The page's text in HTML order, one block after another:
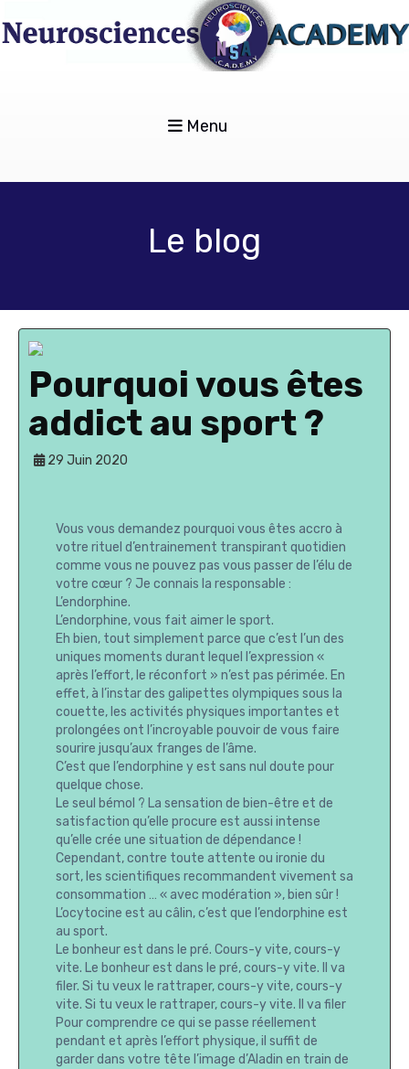
Menu
Le blog
Pourquoi vous êtes
addict au sport ?
29 Juin 2020
Vous vous demandez pourquoi vous êtes accro à
votre rituel d’entrainement transpirant quotidien
comme vous ne pouvez pas vous passer de l’élu de
votre cœur ? Je connais la responsable :
L’endorphine.
L’endorphine, vous fait aimer le sport.
Eh bien, tout simplement parce que c’est l’un des
uniques moments durant lequel l’expression «
après l’effort, le réconfort » n’est pas périmée. En
effet, à l’instar des galipettes olympiques sous la
couette, les activités physiques importantes et
prolongées ont l’incroyable pouvoir de vous faire
sourire jusqu’aux franges de l’âme.
C’est que l’endorphine y est sans nul doute pour
quelque chose.
Le seul bémol ? La sensation de bien-être et de
satisfaction qu’elle procure est aussi intense
qu’elle crée une situation de dépendance !
Cependant, contre toute attente ou ironie du
sort, les scientifiques recommandent vivement sa
consommation … « avec modération », bien sûr !
L’ocytocine est au câlin, c’est que l’endorphine est
au sport.
Le bonheur est dans le pré. Cours-y vite, cours-y
vite. Le bonheur est dans le pré, cours-y vite. Il va
filer. Si tu veux le rattraper, cours-y vite, cours-y
vite. Si tu veux le rattraper, cours-y vite. Il va filer
Pour comprendre ce qui se passe réellement
pendant et après l’effort physique, il suffit de
garder dans votre tête l’image d’Aladin en train de